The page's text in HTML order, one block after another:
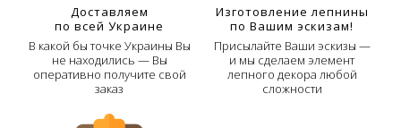
Доставляем
по всей Украине
В какой бы точке Украины Вы
не находились — Вы
оперативно получите свой
заказ
Изготовление лепнины
по Вашим эскизам!
Присылайте Ваши эскизы —
и мы сделаем элемент
лепного декора любой
сложности